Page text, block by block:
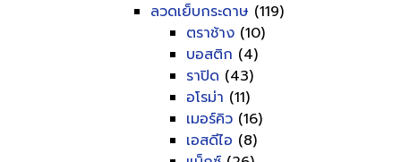
ลวดเย็บกระดาษ (119)
ตราช้าง (10)
บอสติก (4)
ราปิด (43)
อโรม่า (11)
เมอร์คิว (16)
เอสดีไอ (8)